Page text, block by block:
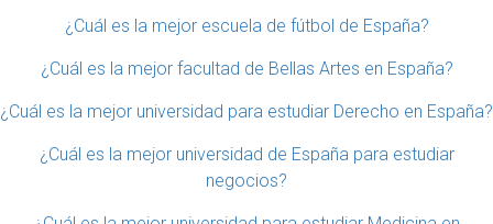
¿Cuál es la mejor escuela de fútbol de España?
¿Cuál es la mejor facultad de Bellas Artes en España?
¿Cuál es la mejor universidad para estudiar Derecho en España?
¿Cuál es la mejor universidad de España para estudiar
negocios?